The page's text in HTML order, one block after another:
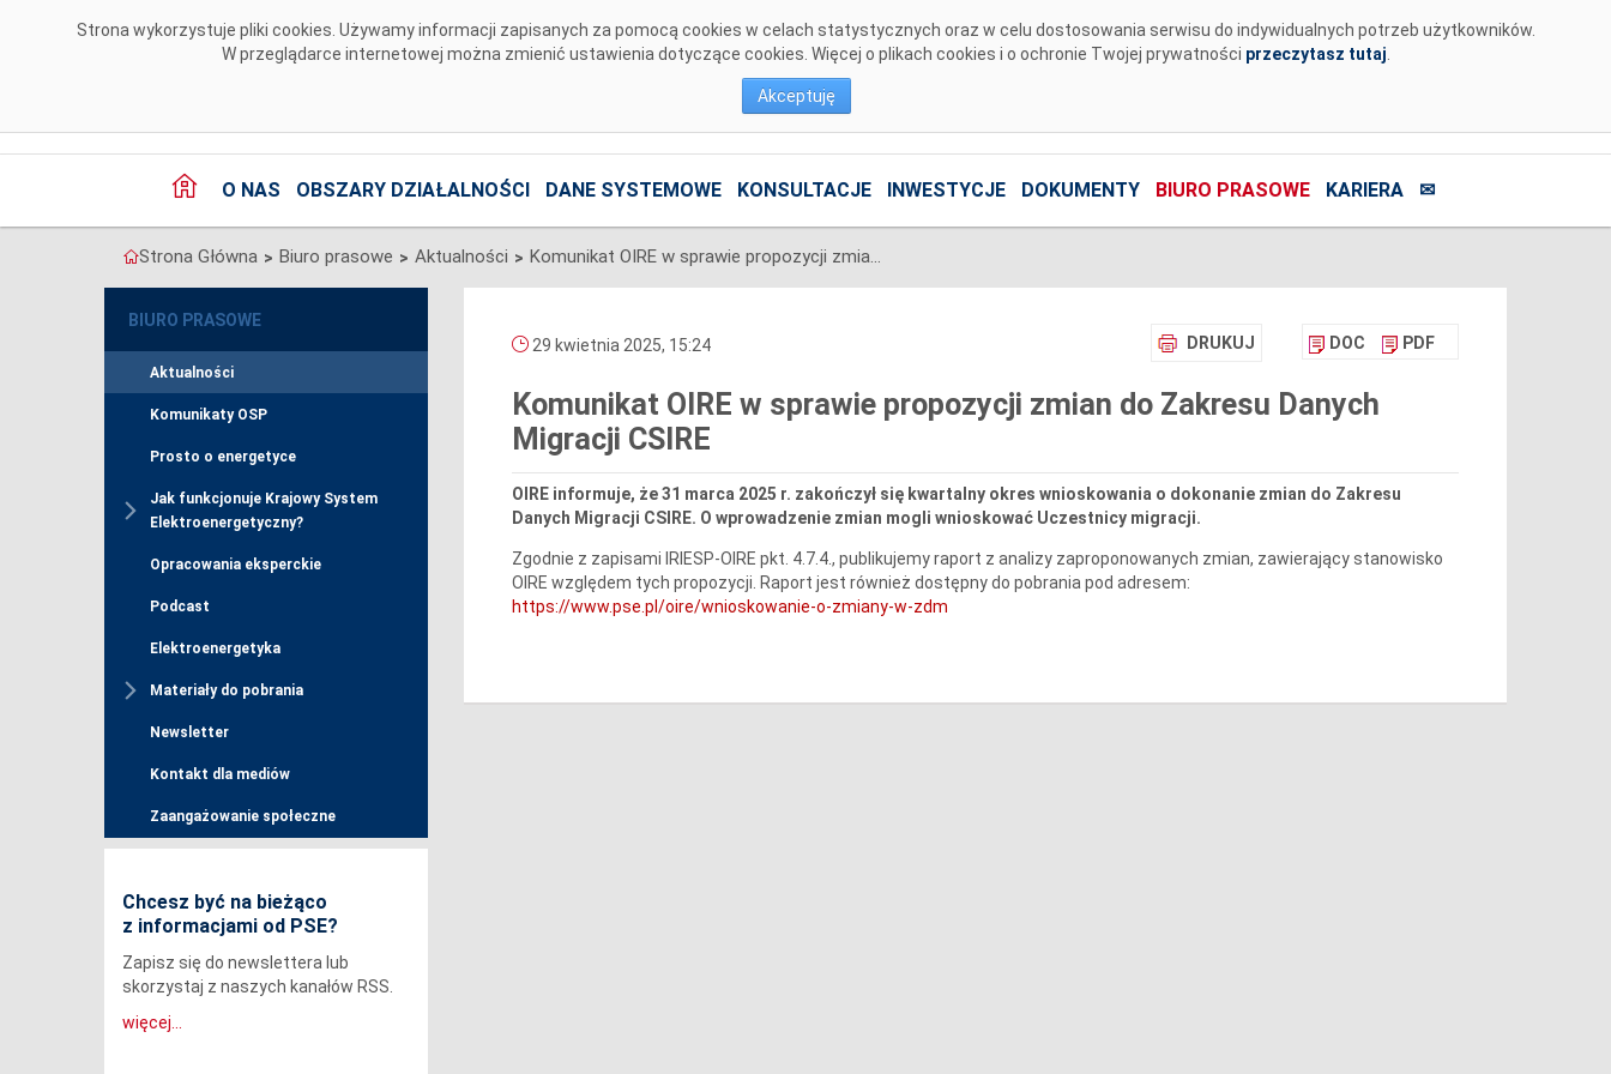
Strona wykorzystuje pliki cookies. Używamy informacji zapisanych za pomocą cookies w celach statystycznych oraz w celu dostosowania serwisu do indywidualnych potrzeb użytkowników.
W przeglądarce internetowej można zmienić ustawienia dotyczące cookies. Więcej o plikach cookies i o ochronie Twojej prywatności przeczytasz tutaj
Akceptuję
O NAS OBSZARY DZIAŁALNOŚCI DANE SYSTEMOWE KONSULTACJE INWESTYCJE DOKUMENTY BIURO PRASOWE KARIERA ✉
Strona Główna > Biuro prasowe > Aktualności > Komunikat OIRE w sprawie propozycji zmian do Zakresu Danych Migracji CSIRE
BIURO PRASOWE
Aktualności
Komunikaty OSP
Prosto o energetyce
Jak funkcjonuje Krajowy System
Elektroenergetyczny?
Opracowania eksperckie
Podcast
Elektroenergetyka
Materiały do pobrania
Newsletter
Kontakt dla mediów
Zaangażowanie społeczne
Chcesz być na bieżąco
z informacjami od PSE?
Zapisz się do newslettera lub
skorzystaj z naszych kanałów RSS.
więcej...
DRUKUJ DOC PDF
29 kwietnia 2025, 15:24
Komunikat OIRE w sprawie propozycji zmian do Zakresu Danych
Migracji CSIRE
OIRE informuje, że 31 marca 2025 r. zakończył się kwartalny okres wnioskowania o dokonanie zmian do Zakresu
Danych Migracji CSIRE. O wprowadzenie zmian mogli wnioskować Uczestnicy migracji.
Zgodnie z zapisami IRIESP-OIRE pkt. 4.7.4., publikujemy raport z analizy zaproponowanych zmian, zawierający stanowisko
OIRE względem tych propozycji. Raport jest również dostępny do pobrania pod adresem:
https://www.pse.pl/oire/wnioskowanie-o-zmiany-w-zdm